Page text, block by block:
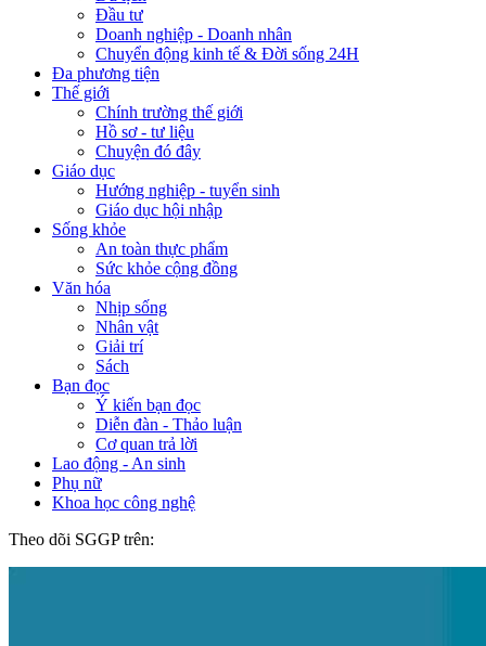
Đầu tư
Doanh nghiệp - Doanh nhân
Chuyển động kinh tế & Đời sống 24H
Đa phương tiện
Thế giới
Chính trường thế giới
Hồ sơ - tư liệu
Chuyện đó đây
Giáo dục
Hướng nghiệp - tuyển sinh
Giáo dục hội nhập
Sống khỏe
An toàn thực phẩm
Sức khỏe cộng đồng
Văn hóa
Nhịp sống
Nhân vật
Giải trí
Sách
Bạn đọc
Ý kiến bạn đọc
Diễn đàn - Thảo luận
Cơ quan trả lời
Lao động - An sinh
Phụ nữ
Khoa học công nghệ
Theo dõi SGGP trên: